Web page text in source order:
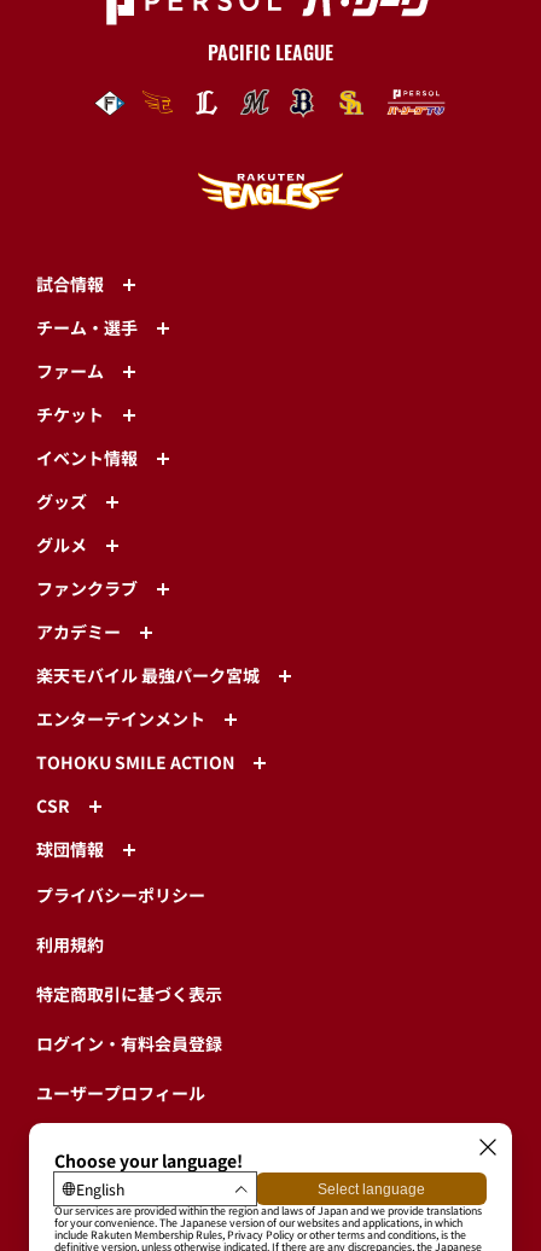
PACIFIC LEAGUE
試合情報
チーム・選手
ファーム
チケット
イベント情報
グッズ
グルメ
ファンクラブ
アカデミー
楽天モバイル 最強パーク宮城
エンターテインメント
TOHOKU SMILE ACTION
CSR
球団情報
プライバシーポリシー
利用規約
特定商取引に基づく表示
ログイン・有料会員登録
ユーザープロフィール
退会